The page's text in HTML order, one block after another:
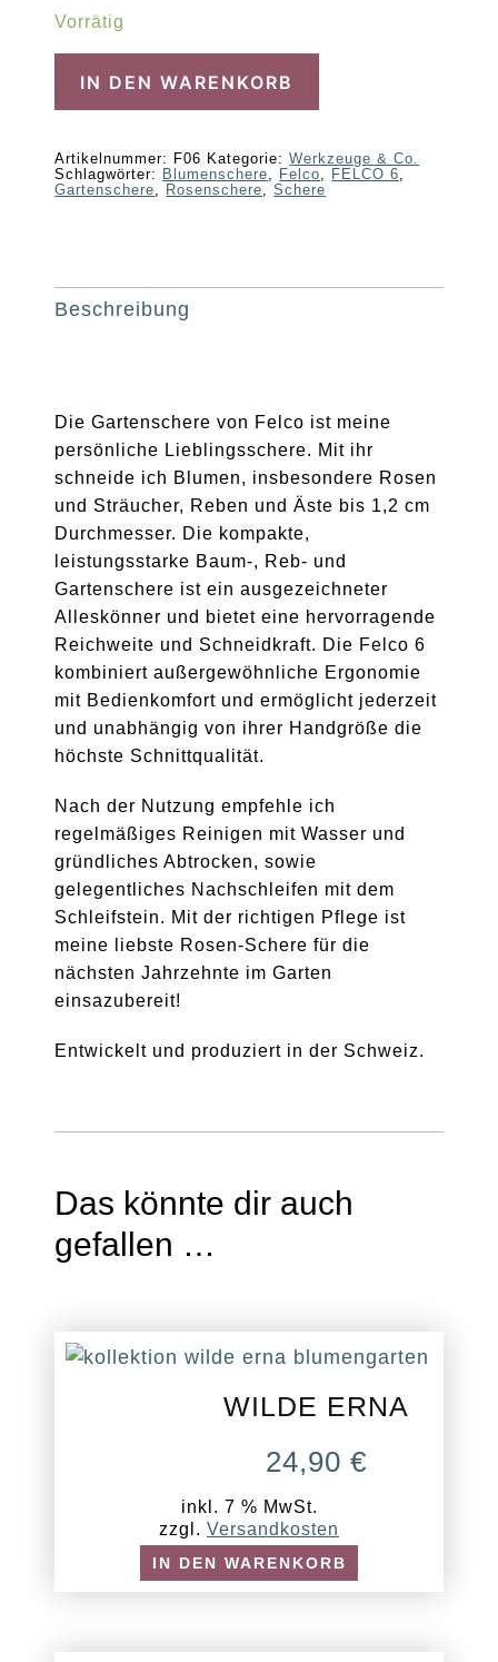
Vorrätig
Rosen-
IN DEN WARENKORB
Artikelnummer: F06 Kategorie:Werkzeuge & Co.
Schlagwörter:
Blumenschere Felco FELCO 6
Gartenschere
Rosenschere ,Schere
Beschreibung
Die Gartenschere von Felco ist meine
persönliche Lieblingsschere. Mit ihr
schneide ich Blumen, insbesondere Rosen
und Sträucher, Reben und Äste bis 1,2 cm
Durchmesser. Die kompakte,
leistungsstarke Baum-, Reb- und
Gartenschere ist ein ausgezeichneter
Alleskönner und bietet eine hervorragende
Reichweite und Schneidkraft. Die Felco 6
kombiniert außergewöhnliche Ergonomie
mit Bedienkomfort und ermöglicht jederzeit
und unabhängig von ihrer Handgröße die
höchste Schnittqualität.
Nach der Nutzung empfehle ich
regelmäßiges Reinigen mit Wasser und
gründliches Abtrocken, sowie
gelegentliches Nachschleifen mit dem
Schleifstein. Mit der richtigen Pflege ist
meine liebste Rosen-Schere für die
nächsten Jahrzehnte im Garten
einsazubereit!
Entwickelt und produziert in der Schweiz.
Das könnte dir auch
gefallen …
WILDE ERNA
24,90 €
inkl. 7 % MwSt.
zzgl. Versandkosten
IN DEN WARENKORB